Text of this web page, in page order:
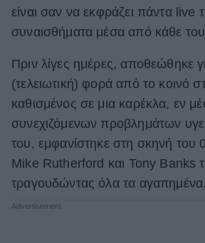
Women's Forum
Hautes Grecians
Γάμος
Market News
είναι σαν να εκφράζει πάντα live
συναισθήματα μέσα από κάθε του
Πριν λίγες ημέρες, αποθεώθηκε
(τελειωτική) φορά από το κοινό
καθισμένος σε μια καρέκλα, εν
συνεχιζόμενων προβλημάτων
του, εμφανίστηκε στη σκηνή του
Mike Rutherford και Tony Banks
τραγουδώντας όλα τα αγαπημένα.